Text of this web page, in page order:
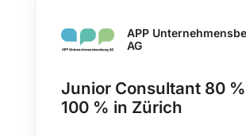
APP
AG
Junior Consultant 80
100 % in Zürich